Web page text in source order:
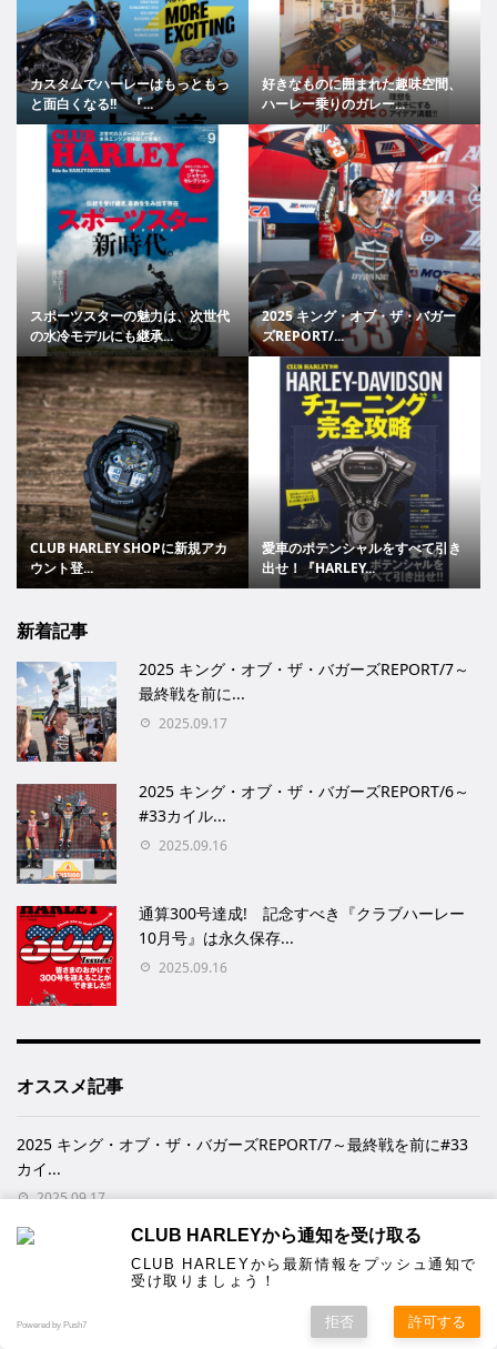
カスタムでハーレーはもっともっ
と面白くなる!! 『...
好きなものに囲まれた趣味空間、
ハーレー乗りのガレー...
スポーツスターの魅力は、次世代
の水冷モデルにも継承...
2025 キング・オブ・ザ・バガー
ズREPORT/...
CLUB HARLEY SHOPに新規アカ
ウント登...
愛車のポテンシャルをすべて引き
出せ！『HARLEY...
新着記事
2025 キング・オブ・ザ・バガーズREPORT/7～
最終戦を前に...
2025.09.17
2025 キング・オブ・ザ・バガーズREPORT/6～
#33カイル...
2025.09.16
通算300号達成! 記念すべき『クラブハーレー
10月号』は永久保存...
2025.09.16
オススメ記事
2025 キング・オブ・ザ・バガーズREPORT/7～最終戦を前に#33
カイ...
2025.09.17
2025 キング・オブ・ザ・バガーズREPORT/6～#33カイル・ワイ
CLUB HARLEYから通知を受け取る
CLUB HARLEYから最新情報をプッシュ通知で
受け取りましょう！
Powered by Push7 拒否 許可する